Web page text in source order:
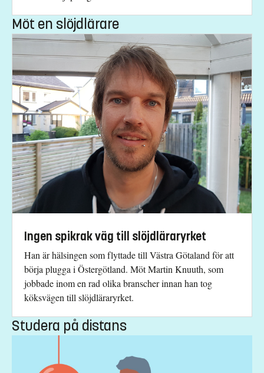
Möt en slöjdlärare
Ingen spikrak väg till slöjdläraryrket
Han är hälsingen som flyttade till Västra Götaland för att
börja plugga i Östergötland. Möt Martin Knuuth, som
jobbade inom en rad olika branscher innan han tog
köksvägen till slöjdläraryrket.
Studera på distans